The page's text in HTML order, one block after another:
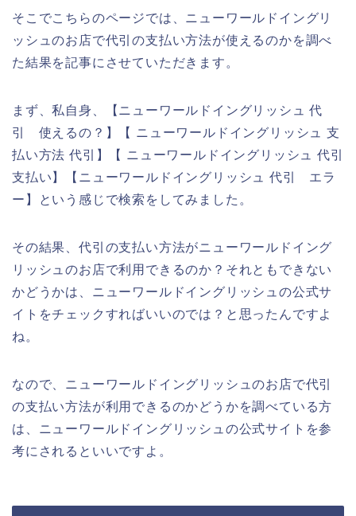
そこでこちらのページでは、ニューワールドイングリ
ッシュのお店で代引の支払い方法が使えるのかを調べ
た結果を記事にさせていただきます。
まず、私自身、【ニューワールドイングリッシュ 代
引 使えるの？】【 ニューワールドイングリッシュ 支
払い方法 代引】【 ニューワールドイングリッシュ 代引
支払い】【ニューワールドイングリッシュ 代引 エラ
ー】という感じで検索をしてみました。
その結果、代引の支払い方法がニューワールドイング
リッシュのお店で利用できるのか？それともできない
かどうかは、ニューワールドイングリッシュの公式サ
イトをチェックすればいいのでは？と思ったんですよ
ね。
なので、ニューワールドイングリッシュのお店で代引
の支払い方法が利用できるのかどうかを調べている方
は、ニューワールドイングリッシュの公式サイトを参
考にされるといいですよ。